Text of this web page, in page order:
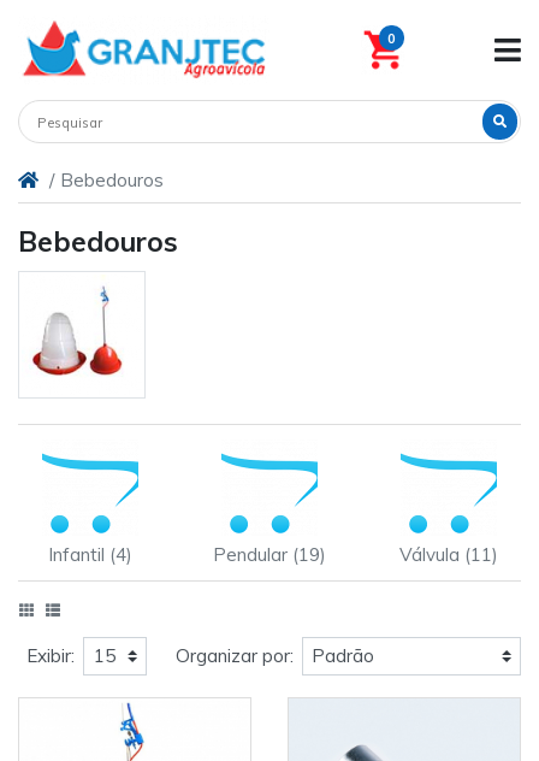
0
Bebedouros
Bebedouros
Infantil (4) Pendular (19) Válvula (11)
Exibir: Organizar por: